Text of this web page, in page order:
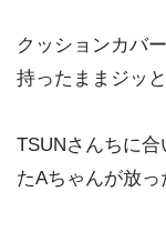
クッションカバ
持ったままジッ
TSUNさんちに
たAちゃんが放っ